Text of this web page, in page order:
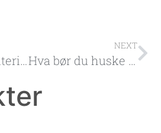
Design og montering av messestander
NEXT
Hva bør du huske når du setter opp messestanden din i Szczecin?